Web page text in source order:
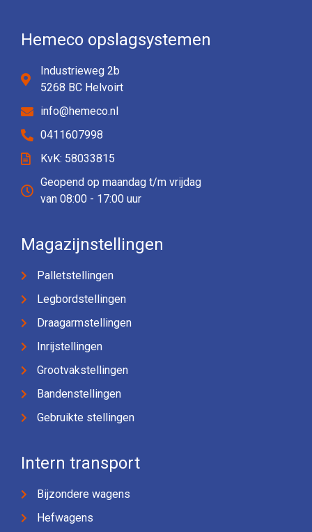
Hemeco opslagsystemen
Industrieweg 2b
5268 BC Helvoirt
info@hemeco.nl
0411607998
KvK: 58033815
Geopend op maandag t/m vrijdag
van 08:00 - 17:00 uur
Magazijnstellingen
Palletstellingen
Legbordstellingen
Draagarmstellingen
Inrijstellingen
Grootvakstellingen
Bandenstellingen
Gebruikte stellingen
Intern transport
Bijzondere wagens
Hefwagens